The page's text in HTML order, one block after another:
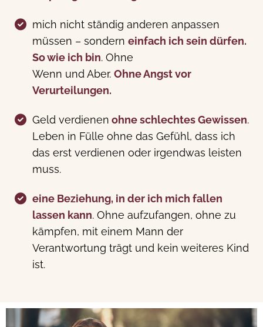
mich nicht ständig anderen anpassen
müssen – sondern einfach ich sein dürfen.
So wie ich bin. Ohne
Wenn und Aber. Ohne Angst vor
Verurteilungen.
Geld verdienen ohne schlechtes Gewissen.
Leben in Fülle ohne das Gefühl, dass ich
das erst verdienen oder irgendwas leisten
muss.
eine Beziehung, in der ich mich fallen
lassen kann. Ohne aufzufangen, ohne zu
kämpfen, mit einem Mann der
Verantwortung trägt und kein weiteres Kind
ist.